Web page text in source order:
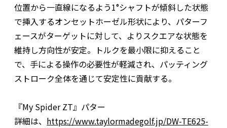
位置から一直線になるよう1°シャフトが傾斜した状態
で挿入するオンセットホーゼル形状により、パターフ
ェースがターゲットに対して、よりスクエアな状態を
維持し方向性が安定。トルクを最小限に抑えること
で、手による操作の必要性が軽減され、パッティング
ストローク全体を通じて安定性に貢献する。
『My Spider ZT』パター
詳細は、 https://www.taylormadegolf.jp/DW-TE625-